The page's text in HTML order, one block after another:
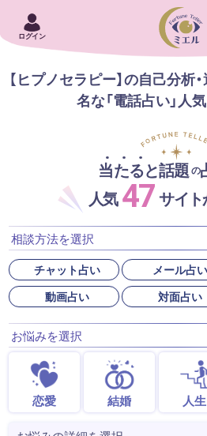
ログイン
【ヒプノセラピー】の自己分析
名な「電話占い」人
当たると話題の
人気47サイト
相談方法を選択
チャット占い メール占い
動画占い
対面占い
お悩みを選択
恋愛 結婚 人生